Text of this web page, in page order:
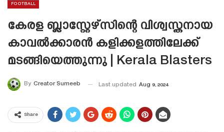
FOOTBALL
കേരള ബ്ലാസ്റ്റേഴ്സിന്റെ വിശ്വസ്തനായ
കാവൽക്കാരൻ കളിക്കളത്തിലേക്ക്
മടങ്ങിയെത്തുന്നു | Kerala Blasters
By Creator Sumeeb Last updated Aug 9, 2024
Share